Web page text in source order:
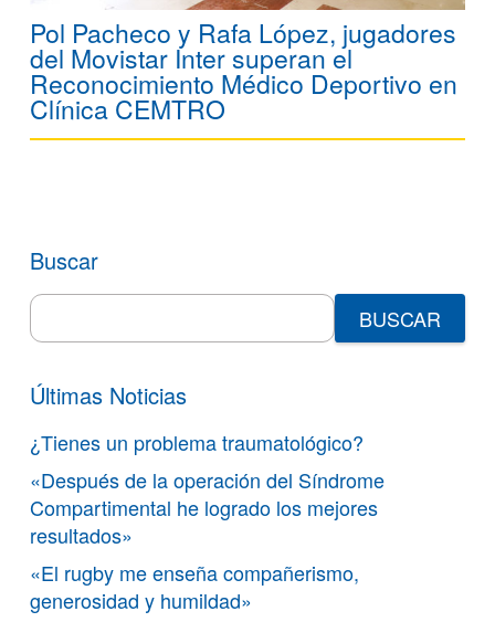
Pol Pacheco y Rafa López, jugadores
del Movistar Inter superan el
Reconocimiento Médico Deportivo en
Clínica CEMTRO
Buscar
Search
for:
Últimas Noticias
¿Tienes un problema traumatológico?
«Después de la operación del Síndrome
Compartimental he logrado los mejores
resultados»
«El rugby me enseña compañerismo,
generosidad y humildad»